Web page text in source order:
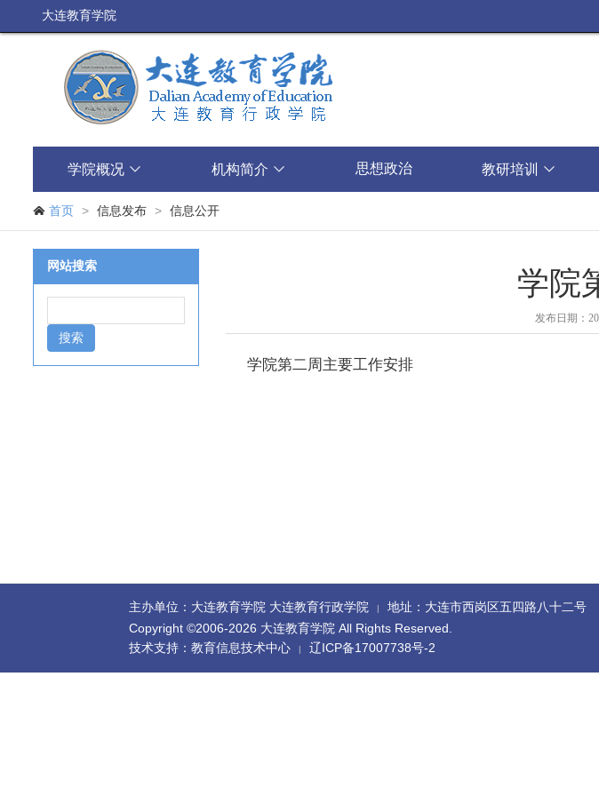
大连教育学院
学院概况  机构简介  思想政治 教研培训 
 首页 > 信息发布 > 信息公开
网站搜索 学院
发布日期：
学院第二周主要工作安排
主办单位：大连教育学院 大连教育行政学院 |
地址：大连市西岗区五四路八十二号
Copyright ©2006-2026 大连教育学院 All Rights Reserved.
技术支持：教育信息技术中心
| 辽ICP备17007738号-2